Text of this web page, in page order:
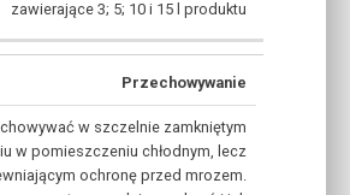
zawierające 3; 5; 10 i 15 l produktu
Przechowywanie
w szczelnie zamkniętym
w pomieszczeniu chłodnym, lecz
ochronę przed mrozem.